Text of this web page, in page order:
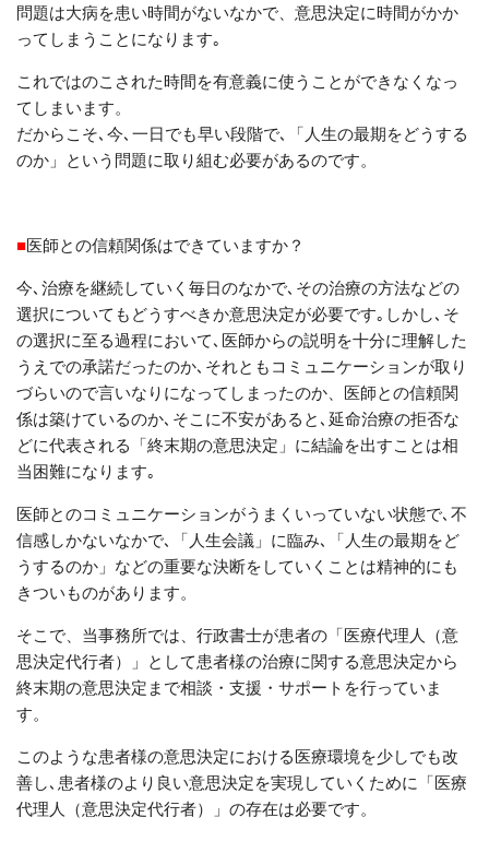
問題は大病を患い時間がないなかで、意思決定に時間がかか
ってしまうことになります｡
これではのこされた時間を有意義に使うことができなくなっ
てしまいます。
だからこそ､今､一日でも早い段階で､「人生の最期をどうする
のか」という問題に取り組む必要があるのです。
■医師との信頼関係はできていますか？
今､治療を継続していく毎日のなかで､その治療の方法などの
選択についてもどうすべきか意思決定が必要です｡ しかし､そ
の選択に至る過程において､医師からの説明を十分に理解した
うえでの承諾だったのか､それともコミュニケーションが取り
づらいので言いなりになってしまったのか、医師との信頼関
係は築けているのか､そこに不安があると､延命治療の拒否な
どに代表される「終末期の意思決定」に結論を出すことは相
当困難になります｡
医師とのコミュニケーションがうまくいっていない状態で､不
信感しかないなかで､「人生会議」に臨み､
「人生の最期をど
うするのか」などの重要な決断をしていくことは精神的にも
きついものがあります。
そこで、当事務所では、行政書士が患者の「医療代理人（意
思決定代行者）」として患者様の治療に関する意思決定から
終末期の意思決定まで相談・支援・サポートを行っていま
す。
このような患者様の意思決定における医療環境を少しでも改
善し､ 患者様のより良い意思決定を実現していくために「医療
代理人（意思決定代行者）」の存在は必要です。